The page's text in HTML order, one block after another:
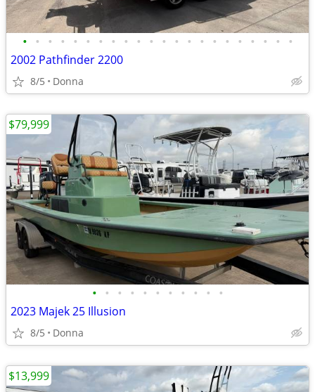
• • • • • • • • • • • • • • • • • • • • • •
2002 Pathfinder 2200
8/5 Donna
• • • • • • • • • • •
2023 Majek 25 Illusion
8/5 Donna
$79,999
$13,999